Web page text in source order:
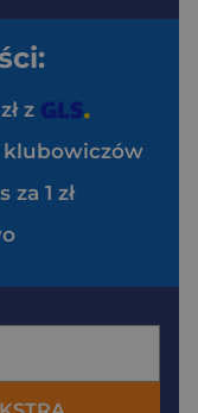
z
klubowiczów
1 zł